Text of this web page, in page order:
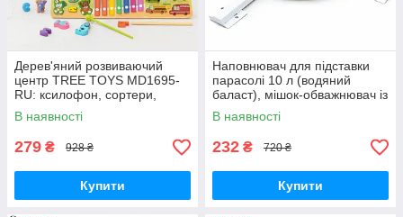
Дерев'яний розвиваючий
центр TREE TOYS MD1695-
RU: ксилофон, сортери,
рибальство, 10 рибок
В наявності
279 ₴ 928 ₴
Купити
Наповнювач для підставки
парасолі 10 л (водяний
баласт), мішок-обважнювач із
клапаном
В наявності
232 ₴ 720 ₴
Купити